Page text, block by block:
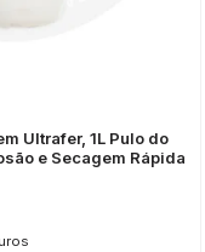
Ultrafer, 1L Pulo do
e Secagem Rápida